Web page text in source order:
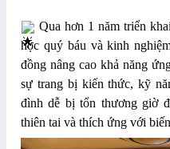
Qua hơn 1 năm triển
học quý báu và kinh
đồng nâng cao khả năng
sự trang bị kiến thức, kỹ
đình dễ bị tổn thương giờ
thiên tai và thích ứng với